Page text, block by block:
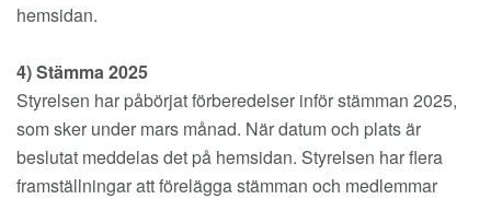
hemsidan.
4) Stämma 2025
Styrelsen har påbörjat förberedelser inför stämman 2025,
som sker under mars månad. När datum och plats är
beslutat meddelas det på hemsidan. Styrelsen har flera
framställningar att förelägga stämman och medlemmar